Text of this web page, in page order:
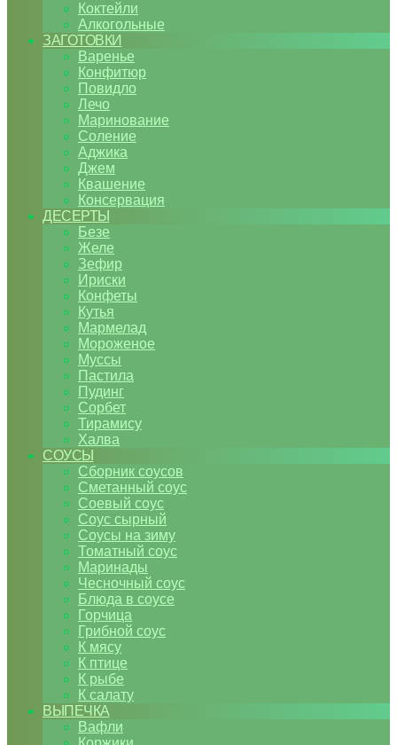
Коктейли
Алкогольные
ЗАГОТОВКИ
Варенье
Конфитюр
Повидло
Лечо
Маринование
Соление
Аджика
Джем
Квашение
Консервация
ДЕСЕРТЫ
Безе
Желе
Зефир
Ириски
Конфеты
Кутья
Мармелад
Мороженое
Муссы
Пастила
Пудинг
Сорбет
Тирамису
Халва
СОУСЫ
Сборник соусов
Сметанный соус
Соевый соус
Соус сырный
Соусы на зиму
Томатный соус
Маринады
Чесночный соус
Блюда в соусе
Горчица
Грибной соус
К мясу
К птице
К рыбе
К салату
ВЫПЕЧКА
Вафли